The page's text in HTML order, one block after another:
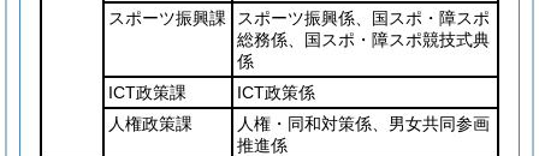
スポーツ振興課
スポーツ振興係、国スポ・障スポ
総務係、国スポ・障スポ競技式典
係
ICT政策課
ICT政策係
人権政策課
人権・同和対策係、男女共同参画
推進係